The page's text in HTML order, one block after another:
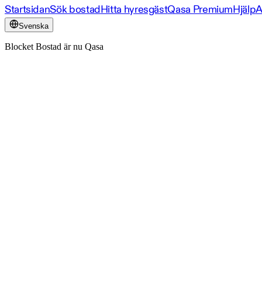
StartsidanSök bostadHitta hyresgästQasa PremiumHjälp
Svenska
Blocket Bostad är nu Qasa